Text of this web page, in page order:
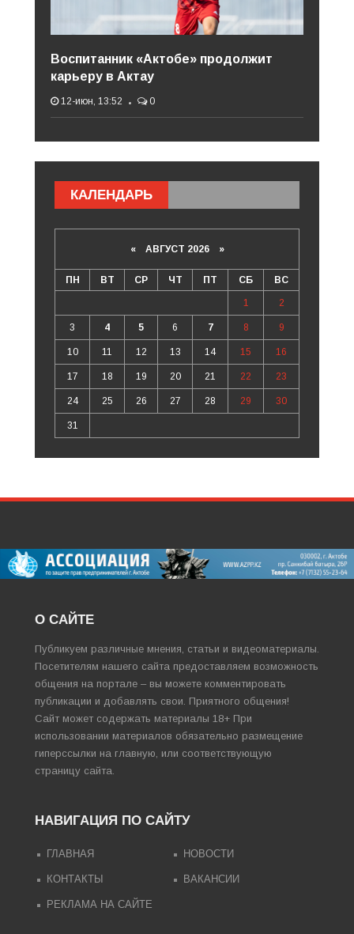
Воспитанник «Актобе» продолжит
карьеру в Актау
12-июн, 13:52 0
КАЛЕНДАРЬ
«АВГУСТ 2026 »
ПН ВТ СР ЧТ ПТ СБ ВС
1 2
3 4 5 6 7 8 9
10 11 12 13 14 15 16
17 18 19 20 21 22 23
24 25 26 27 28 29 30
31
О САЙТЕ
Публикуем различные мнения, статьи и видеоматериалы.
Посетителям нашего сайта предоставляем возможность
общения на портале – вы можете комментировать
публикации и добавлять свои. Приятного общения!
Сайт может содержать материалы 18+ При
использовании материалов обязательно размещение
гиперссылки на главную, или соответствующую
страницу сайта.
НАВИГАЦИЯ ПО САЙТУ
ГЛАВНАЯ НОВОСТИ
КОНТАКТЫ ВАКАНСИИ
РЕКЛАМА НА САЙТЕ